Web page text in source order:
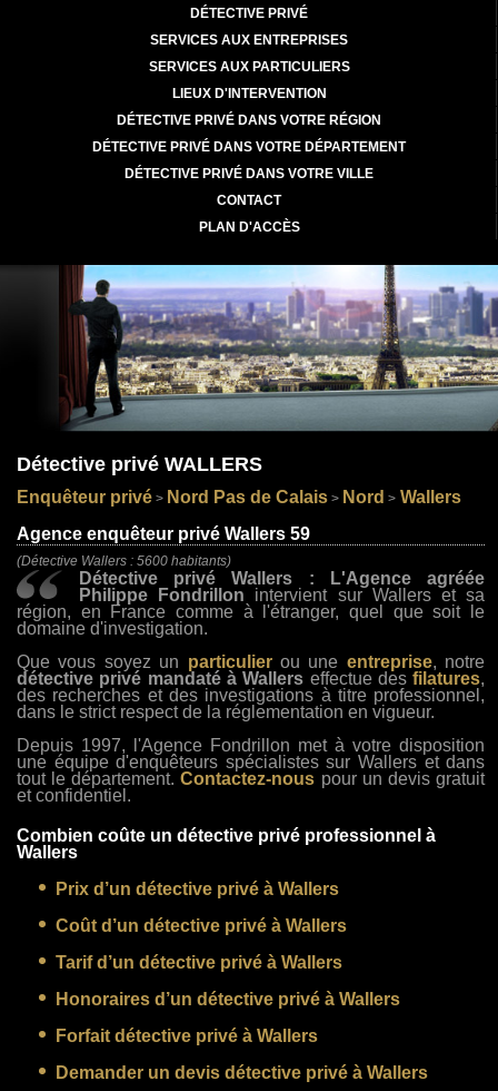
DÉTECTIVE PRIVÉ
SERVICES AUX ENTREPRISES
SERVICES AUX PARTICULIERS
LIEUX D'INTERVENTION
DÉTECTIVE PRIVÉ DANS VOTRE RÉGION
DÉTECTIVE PRIVÉ DANS VOTRE DÉPARTEMENT
DÉTECTIVE PRIVÉ DANS VOTRE VILLE
CONTACT
PLAN D'ACCÈS
Détective privé WALLERS
Enquêteur privé > Nord Pas de Calais > Nord > Wallers
Agence enquêteur privé Wallers 59
(Détective Wallers : 5600 habitants)
Détective privé Wallers : L'Agence agréée
Philippe Fondrillon intervient sur Wallers et sa
région, en France comme à l'étranger, quel que soit le
domaine d'investigation.
Que vous soyez un particulierou une entreprise, notre
détective privé mandaté à Wallers effectue desfilatures,
des recherches et des investigations à titre professionnel,
dans le strict respect de la réglementation en vigueur.
Depuis 1997, l'Agence Fondrillon met à votre disposition
une équipe d'enquêteurs spécialistes sur Wallers et dans
tout le département.Contactez-nous pour un devis gratuit
et confidentiel.
Combien coûte un détective privé professionnel à
Wallers
Prix d’un détective privé à Wallers
Coût d’un détective privé à Wallers
Tarif d’un détective privé à Wallers
Honoraires d’un détective privé à Wallers
Forfait détective privé à Wallers
Demander un devis détective privé à Wallers